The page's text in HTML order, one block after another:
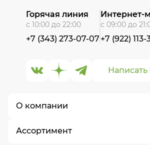
О компании
О нас
Ассортимент
Написать
Горячая линия
с 10:00 до 22:00
+7 (343) 273-07-07
Интернет-
с 09:00 до
+7 (922) 113-